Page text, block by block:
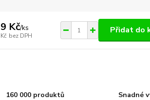
Kč/ks
bez DPH
Přidat do
160 000 produktů
Snadné